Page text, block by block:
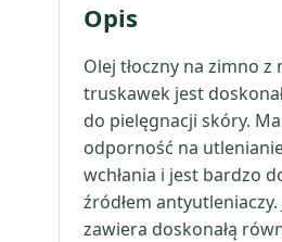
Opis
Olej tłoczny na zimno z
truskawek jest
do pielęgnacji skóry.
odporność na
wchłania i jest bardzo
źródłem antyutleniaczy.
zawiera doskonałą